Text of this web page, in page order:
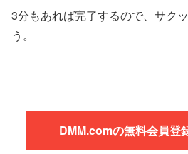
3分もあれば完了するので、サク
う。
DMM.comの無料会員登